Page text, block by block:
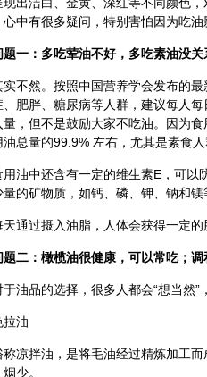
中有很多疑问，特别害怕因为吃油
题一：多吃荤油不好，多吃素油没关
实不然。按照中国营养学会发布的
、肥胖、糖尿病等人群，建议每人
量，但不是鼓励大家不吃油。因为食
油总量的99.9% 左右，尤其是素食人
用油中还含有一定的维生素E，可以
的矿物质，如钙、磷、钾、钠和镁
天通过摄入油脂，人体会获得一定
题二： 橄榄油很健康，可以常吃；
于油品的选择，很多人都会“想当然
拉油
称凉拌油，是将毛油经过精炼加工
少。